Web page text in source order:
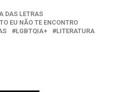
DAS LETRAS
EU NÃO TE ENCONTRO
LGBTQIA+
LITERATURA